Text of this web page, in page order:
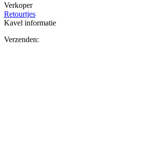
Verkoper
Retourtjes
Kavel informatie
Verzenden: